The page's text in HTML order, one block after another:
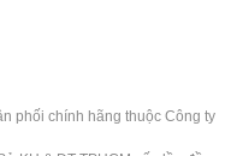
phối chính hãng thuộc Công ty